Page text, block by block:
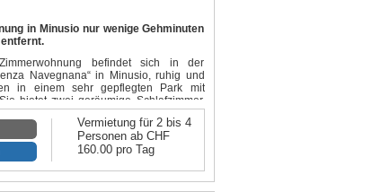
in Minusio nur wenige Gehminuten
befindet sich in der
Navegnana“ in Minusio, ruhig und
in einem sehr gepflegten Park mit
bietet zwei geräumige Schlafzimmer.
Wohnbereich mit raumhohen
lässt die Natur wie ein Gemälde
4 Personen.
geschickt mit einer offenen modernen
sich grosszügig präsentiert und zum
Gerichten einlädt. Ein Kamin sorgt in
Vermietung für 2 bis 4
Personen ab CHF
160.00 pro Tag